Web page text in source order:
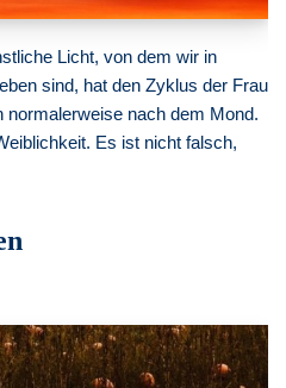
Licht, von dem wir in
sind, hat den Zyklus der Frau
nach dem Mond.
Es ist nicht falsch,